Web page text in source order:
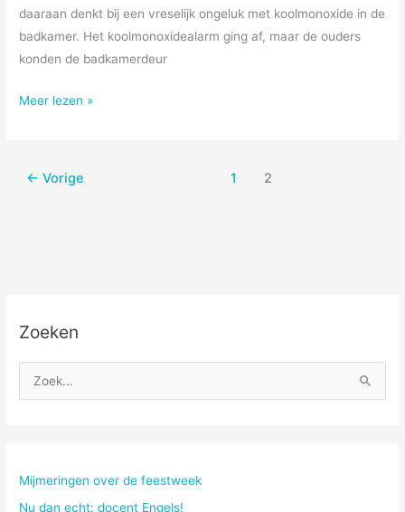
daaraan denkt bij een vreselijk ongeluk met koolmonoxide in de
badkamer. Het koolmonoxidealarm ging af, maar de ouders
konden de badkamerdeur
Oh,
Meer lezen »
← Vorige 1 2
Zoeken
o
Mijmeringen over de feestweek
Nu dan echt: docent Engels!